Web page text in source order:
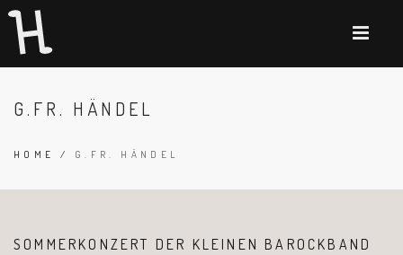
G.FR. HÄNDEL
HOME / G.FR. HÄNDEL
SOMMERKONZERT DER KLEINEN BAROCKBAND